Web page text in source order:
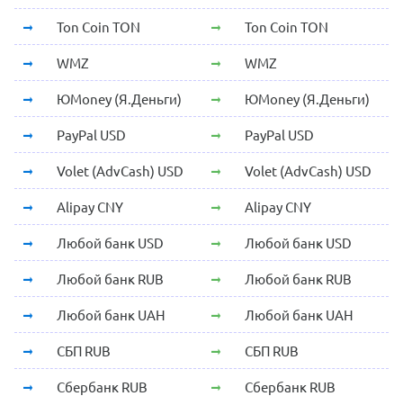
Ton Coin TON Ton Coin TON
WMZ WMZ
ЮMoney (Я.Деньги) ЮMoney (Я.Деньги)
PayPal USD PayPal USD
Volet (AdvCash) USD Volet (AdvCash) USD
Alipay CNY Alipay CNY
Любой банк USD Любой банк USD
Любой банк RUB Любой банк RUB
Любой банк UAH Любой банк UAH
СБП RUB СБП RUB
Сбербанк RUB Сбербанк RUB